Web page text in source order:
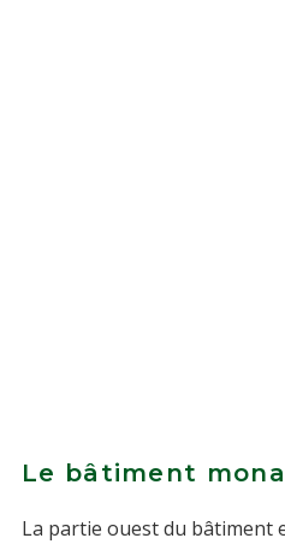
Le bâtiment
La partie ouest du bâtiment